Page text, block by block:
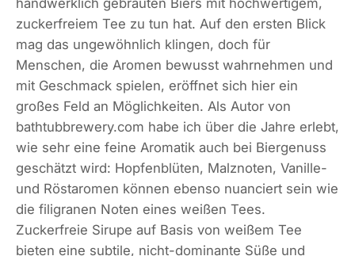
handwerklich gebrauten Biers mit hochwertigem,
zuckerfreiem Tee zu tun hat. Auf den ersten Blick
mag das ungewöhnlich klingen, doch für
Menschen, die Aromen bewusst wahrnehmen und
mit Geschmack spielen, eröffnet sich hier ein
großes Feld an Möglichkeiten. Als Autor von
bathtubbrewery.com habe ich über die Jahre erlebt,
wie sehr eine feine Aromatik auch bei Biergenuss
geschätzt wird: Hopfenblüten, Malznoten, Vanille-
und Röstaromen können ebenso nuanciert sein wie
die filigranen Noten eines weißen Tees.
Zuckerfreie Sirupe auf Basis von weißem Tee
bieten eine subtile, nicht-dominante Süße und